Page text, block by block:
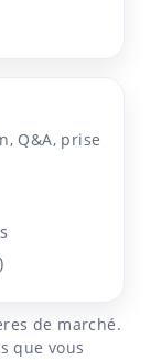
Q&A, prise
de marché.
que vous